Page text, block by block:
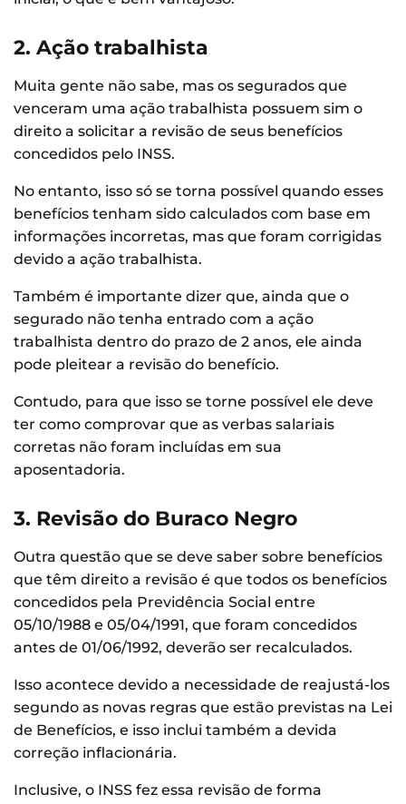
2. Ação trabalhista
Muita gente não sabe, mas os segurados que
venceram uma ação trabalhista possuem sim o
direito a solicitar a revisão de seus benefícios
concedidos pelo INSS.
No entanto, isso só se torna possível quando esses
benefícios tenham sido calculados com base em
informações incorretas, mas que foram corrigidas
devido a ação trabalhista.
Também é importante dizer que, ainda que o
segurado não tenha entrado com a ação
trabalhista dentro do prazo de 2 anos, ele ainda
pode pleitear a revisão do benefício.
Contudo, para que isso se torne possível ele deve
ter como comprovar que as verbas salariais
corretas não foram incluídas em sua
aposentadoria.
3. Revisão do Buraco Negro
Outra questão que se deve saber sobre benefícios
que têm direito a revisão é que todos os benefícios
concedidos pela Previdência Social entre
05/10/1988 e 05/04/1991, que foram concedidos
antes de 01/06/1992, deverão ser recalculados.
Isso acontece devido a necessidade de reajustá-los
segundo as novas regras que estão previstas na Lei
de Benefícios, e isso inclui também a devida
correção inflacionária.
Inclusive, o INSS fez essa revisão de forma